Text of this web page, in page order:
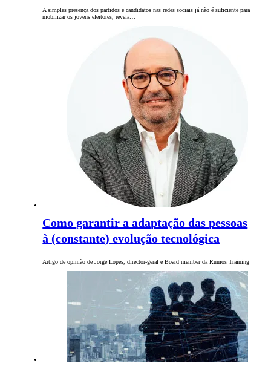
A simples presença dos partidos e candidatos nas redes sociais já não é suficiente para
mobilizar os jovens eleitores, revela…
Como garantir a adaptação das pessoas
à (constante) evolução tecnológica
Artigo de opinião de Jorge Lopes, director-geral e Board member da Rumos Training